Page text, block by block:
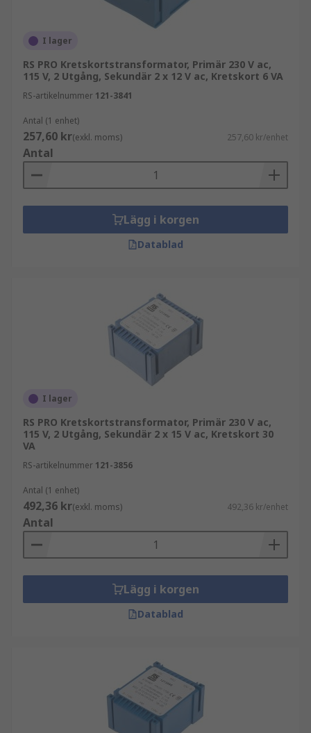
konsumentprodukter för att skydda dem mot
Typer av PCB-transformatorer
PCB-transformatorer kan kännas igen på deras
hålmonterade.
Hålmonterade transformatorer har anslutningar
eller stift som kan tränga igenom kortet. De
används vanligtvis i flerskiktade kretskort.
Ytmonterade transformatorer tränger inte in i
själva kortet och är därför mycket kompakta,
vilket gör dem till ett populärt val för många
I lager
RS PRO Kretskortstransformator, Primär 230 V ac,
115 V, 2 Utgång, Sekundär 2 x 12 V ac, Kretskort 6 VA
RS-artikelnummer 121-3841
Antal (1 enhet)
257,60 kr(exkl. moms) 257,60 kr/enhet
Antal
Lägg i korgen
Datablad
I lager
RS PRO Kretskortstransformator, Primär 230 V ac,
115 V, 2 Utgång, Sekundär 2 x 15 V ac, Kretskort 30
VA
RS-artikelnummer 121-3856
Antal (1 enhet)
492,36 kr(exkl. moms) 492,36 kr/enhet
Antal
Lägg i korgen
Datablad